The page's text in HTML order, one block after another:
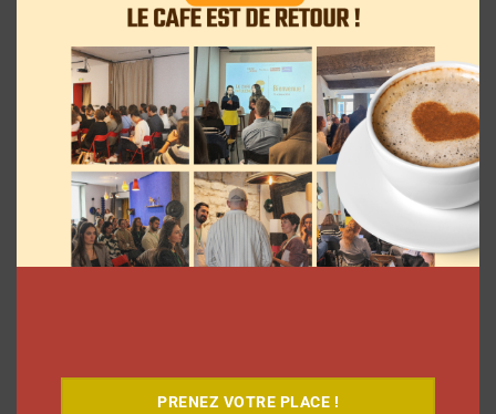
Découvrez notre documentaire
PRENEZ VOTRE PLACE !